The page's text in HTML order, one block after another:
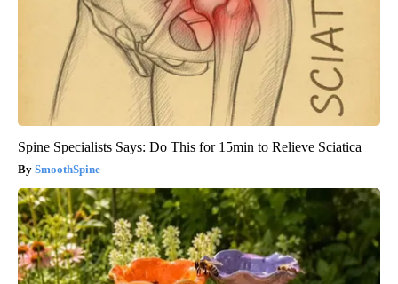
Spine Specialists Says: Do This for 15min to Relieve Sciatica
SmoothSpine